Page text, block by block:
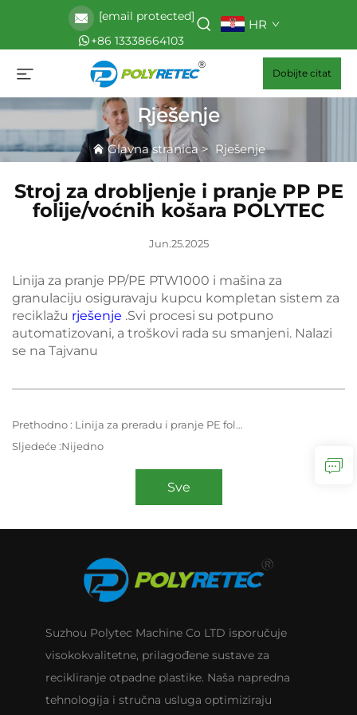
[email protected]
+86 13338664103
HR
Dobijte citat
Rješenje
Glavna stranica> Rješenje
Stroj za drobljenje i pranje PP PE
folije/voćnih košara POLYTEC
Jun.25.2025
Linija za pranje PP/PE PTW1000 i mašina za
granulaciju osiguravaju kupcu kompletan sistem za
reciklažu rješenje .Svi procesi su potpuno
automatizovani, a troškovi rada su smanjeni. Nalazi
se na Tajvanu
Prethodno : Linija za preradu i pranje PE folije i PP vrećica kapaciteta 1500 KG/H
Sljedeće :Nijedno
Sve
Suzhou Polytec Machine Co LTD isporučuje
visokokvalitetne, prilagođene sustave za
recikliranje otpadne plastike. Naša napredna
tehnologija i stručna usluga optimiziraju